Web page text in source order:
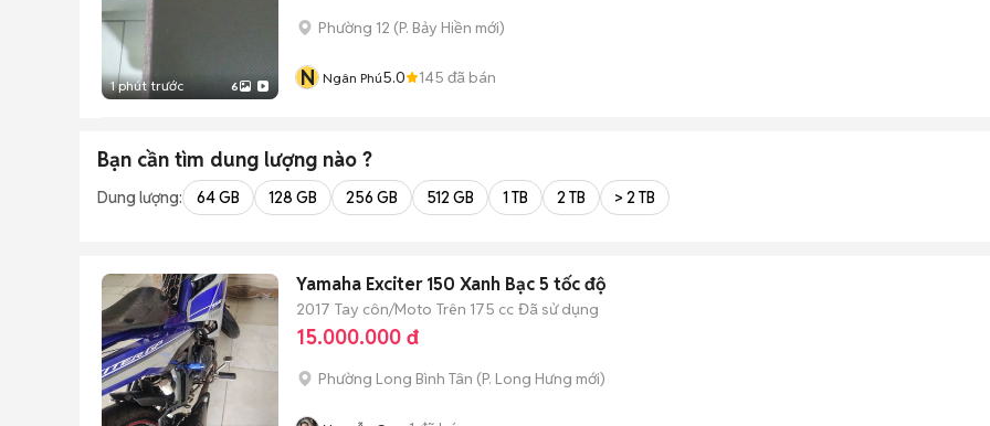
1 phút trước 6
Phường 12 (P. Bảy Hiền mới)
N Ngân Phú5.0 145 đã bán
Bạn cần tìm dung lượng nào ?
Dung lượng: 64 GB 128 GB 256 GB 512 GB 1 TB 2 TB > 2 TB
Yamaha Exciter 150 Xanh Bạc 5 tốc độ
2017 Tay côn/Moto Trên 175 cc Đã sử dụng
15.000.000 đ
Phường Long Bình Tân (P. Long Hưng mới)